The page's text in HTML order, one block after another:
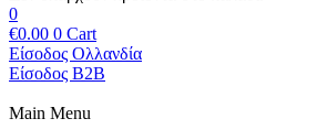
0
€0.00 0 Cart
Είσοδος Ολλανδία
Είσοδος B2B
Main Menu